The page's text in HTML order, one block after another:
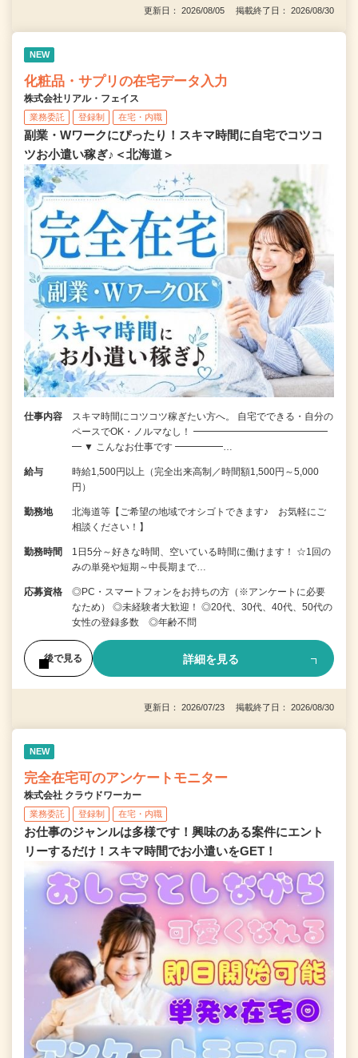
更新日： 2026/08/05 掲載終了日： 2026/08/30
NEW
化粧品・サプリの在宅データ入力
株式会社リアル・フェイス
業務委託 登録制 在宅・内職
副業・Wワークにぴったり！スキマ時間に自宅でコツコ
ツお小遣い稼ぎ♪＜北海道＞
仕事内容
スキマ時間にコツコツ稼ぎたい方へ。 自宅でできる・自分の
ペースでOK・ノルマなし！ ━━━━━━━━━━━━━━
━ ▼ こんなお仕事です ━━━━━…
給与
時給1,500円以上（完全出来高制／時間額1,500円～5,000
円）
勤務地
北海道等【ご希望の地域でオシゴトできます♪ お気軽にご
相談ください！】
勤務時間
1日5分～好きな時間、空いている時間に働けます！ ☆1回の
みの単発や短期～中長期まで…
応募資格
◎PC・スマートフォンをお持ちの方（※アンケートに必要
なため） ◎未経験者大歓迎！ ◎20代、30代、40代、50代の
女性の登録多数 ◎年齢不問
後で見る 詳細を見る
更新日： 2026/07/23 掲載終了日： 2026/08/30
NEW
完全在宅可のアンケートモニター
株式会社 クラウドワーカー
業務委託 登録制 在宅・内職
お仕事のジャンルは多様です！興味のある案件にエント
リーするだけ！スキマ時間でお小遣いをGET！